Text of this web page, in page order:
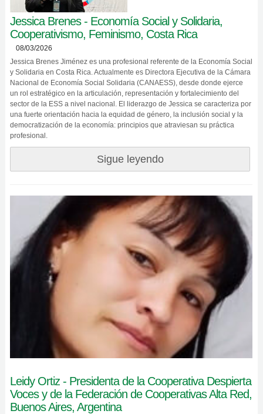
Jessica Brenes - Economía Social y Solidaria,
Cooperativismo, Feminismo, Costa Rica
08/03/2026
Jessica Brenes Jiménez es una profesional referente de la Economía Social
y Solidaria en Costa Rica. Actualmente es Directora Ejecutiva de la Cámara
Nacional de Economía Social Solidaria (CANAESS), desde donde ejerce
un rol estratégico en la articulación, representación y fortalecimiento del
sector de la ESS a nivel nacional. El liderazgo de Jessica se caracteriza por
una fuerte orientación hacia la equidad de género, la inclusión social y la
democratización de la economía: principios que atraviesan su práctica
profesional.
Sigue leyendo
Leidy Ortiz - Presidenta de la Cooperativa Despierta
Voces y de la Federación de Cooperativas Alta Red,
Buenos Aires, Argentina